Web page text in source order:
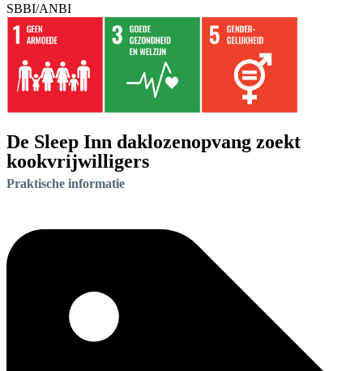
SBBI/ANBI
De Sleep Inn daklozenopvang zoekt
kookvrijwilligers
Praktische informatie